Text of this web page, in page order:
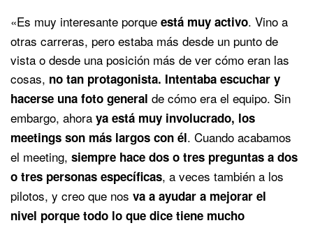
«Es muy interesante porque está muy activo. Vino a
otras carreras, pero estaba más desde un punto de
vista o desde una posición más de ver cómo eran las
cosas, no tan protagonista. Intentaba escuchar y
hacerse una foto general de cómo era el equipo. Sin
embargo, ahora ya está muy involucrado, los
meetings son más largos con él. Cuando acabamos
el meeting, siempre hace dos o tres preguntas a dos
o tres personas específicas, a veces también a los
pilotos, y creo que nos va a ayudar a mejorar el
nivel porque todo lo que dice tiene mucho